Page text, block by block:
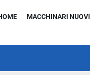
HOME MACCHINARI NUOVI